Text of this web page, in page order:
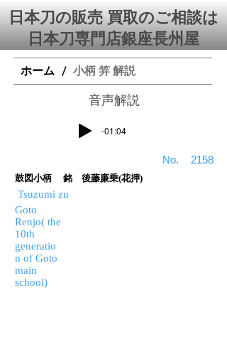
日本刀の販売 買取のご相談は
日本刀専門店銀座⻑州屋
ホーム / 小柄 笄 解説
​音声解説
-01:04
​No. 2158
鼓図小柄 銘 後藤廉乗(花押)
Tsuzumi zu
Goto
Renjo( the
10th
generatio
n of Goto
main
school)